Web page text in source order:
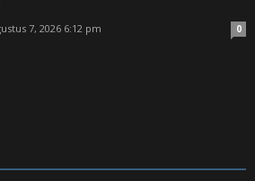
7, 2026 6:12 pm 0